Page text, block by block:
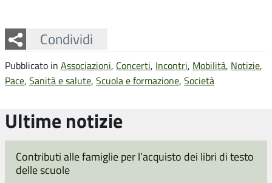
Condividi
Facebook
Twitter
Whatsapp
Pubblicato in Associazioni, Concerti, Incontri, Mobilità, Notizie,
Pace, Sanità e salute, Scuola e formazione, Società
Ultime notizie
Contributi alle famiglie per l’acquisto dei libri di testo
delle scuole